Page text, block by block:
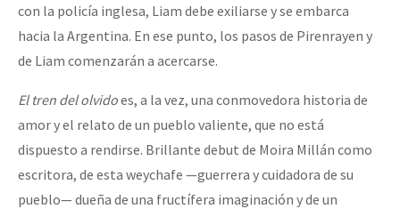
COVID-19
Eventos
Contacto
con la policía inglesa, Liam debe exiliarse y se embarca
hacia la Argentina. En ese punto, los pasos de Pirenrayen y
de Liam comenzarán a acercarse.
El tren del olvidoes, a la vez, una conmovedora historia de
amor y el relato de un pueblo valiente, que no está
dispuesto a rendirse. Brillante debut de Moira Millán como
escritora, de esta weychafe —guerrera y cuidadora de su
pueblo— dueña de una fructífera imaginación y de un